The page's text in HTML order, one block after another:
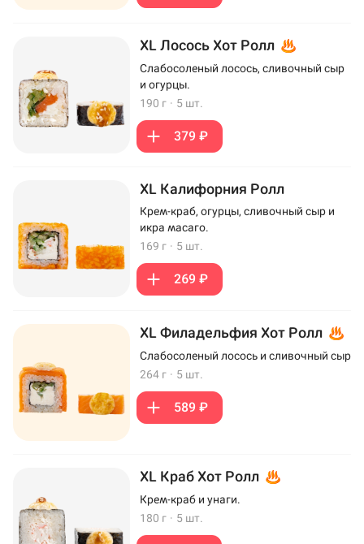
XL Лосось Хот Ролл
Слабосоленый лосось, сливочный сыр
и огурцы.
190 г · 5 шт.
379 ₽
XL Калифорния Ролл
Крем-краб, огурцы, сливочный сыр и
икра масаго.
169 г · 5 шт.
269 ₽
XL Филадельфия Хот Ролл
Слабосоленый лосось и сливочный сыр
264 г · 5 шт.
589 ₽
XL Краб Хот Ролл
Крем-краб и унаги.
180 г · 5 шт.